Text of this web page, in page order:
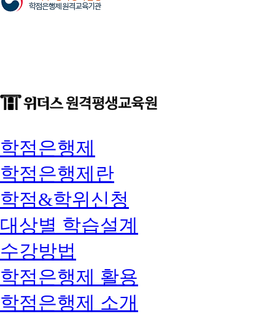
학점은행제
학점은행제란
학점&학위신청
대상별 학습설계
수강방법
학점은행제 활용
학점은행제 소개